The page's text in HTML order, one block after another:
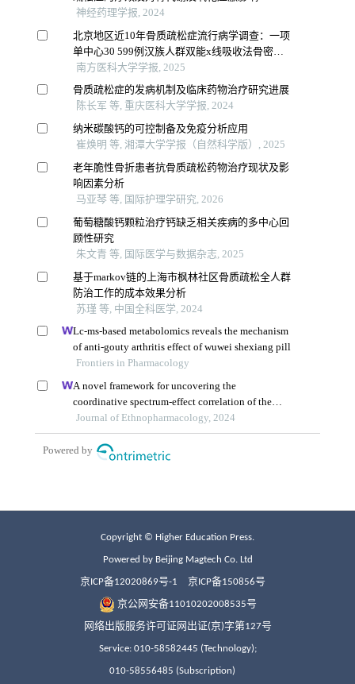
Copyright © Higher Education Press.
Powered by Beijing Magtech Co. Ltd
京ICP备12020869号-1 京ICP备150856号
京公网安备11010202008535号
网络出版服务许可证网出证(京)字第127号
Service: 010-58582445 (Technology);
010-58556485 (Subscription)